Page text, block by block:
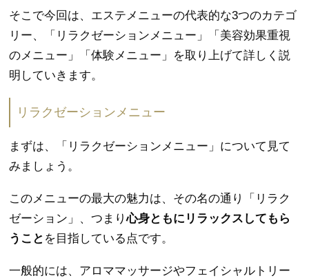
そこで今回は、エステメニューの代表的な3つのカテゴ
リー、「リラクゼーションメニュー」「美容効果重視
のメニュー」「体験メニュー」を取り上げて詳しく説
明していきます。
リラクゼーションメニュー
まずは、「リラクゼーションメニュー」について見て
みましょう。
このメニューの最大の魅力は、その名の通り「リラク
ゼーション」、つまり心身ともにリラックスしてもら
うこと を目指している点です。
一般的には、アロママッサージやフェイシャルトリー